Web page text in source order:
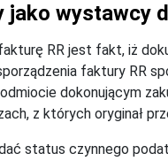
jako wystawcy
RR jest fakt, iż
faktury RR
dokonującym
z których oryginał
status czynnego